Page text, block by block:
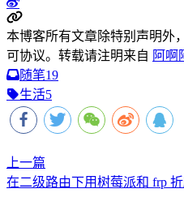
本博客所有文章除特别声明外
可协议。转载请注明来自 阿啊
随笔19
生活5
上一篇
在二级路由下用树莓派和 frp